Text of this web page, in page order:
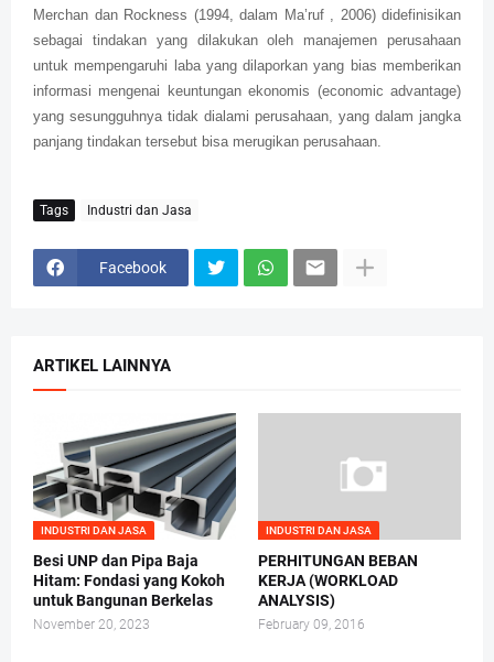
Merchan dan Rockness (1994, dalam Ma’ruf , 2006) didefinisikan
sebagai tindakan yang dilakukan oleh manajemen perusahaan
untuk mempengaruhi laba yang dilaporkan yang bias memberikan
informasi mengenai keuntungan ekonomis (economic advantage)
yang sesungguhnya tidak dialami perusahaan, yang dalam jangka
panjang tindakan tersebut bisa merugikan perusahaan.
Tags Industri dan Jasa
Facebook
ARTIKEL LAINNYA
INDUSTRI DAN JASA
Besi UNP dan Pipa Baja
Hitam: Fondasi yang Kokoh
untuk Bangunan Berkelas
November 20, 2023
INDUSTRI DAN JASA
PERHITUNGAN BEBAN
KERJA (WORKLOAD
ANALYSIS)
February 09, 2016